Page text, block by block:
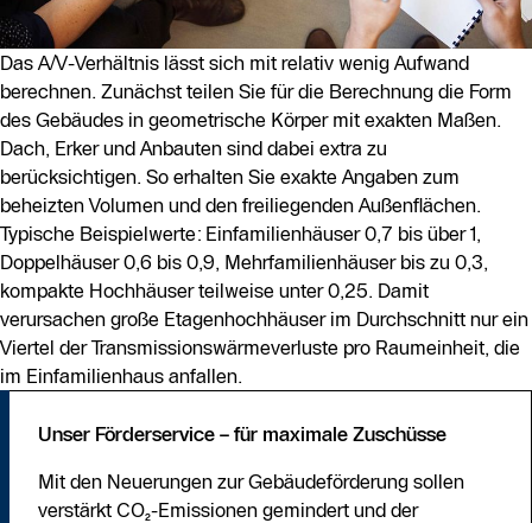
Das A/V-Verhältnis lässt sich mit relativ wenig Aufwand
berechnen. Zunächst teilen Sie für die Berechnung die Form
des Gebäudes in geometrische Körper mit exakten Maßen.
Dach, Erker und Anbauten sind dabei extra zu
berücksichtigen. So erhalten Sie exakte Angaben zum
beheizten Volumen und den freiliegenden Außenflächen.
Typische Beispielwerte: Einfamilienhäuser 0,7 bis über 1,
Doppelhäuser 0,6 bis 0,9, Mehrfamilienhäuser bis zu 0,3,
kompakte Hochhäuser teilweise unter 0,25. Damit
verursachen große Etagenhochhäuser im Durchschnitt nur ein
Viertel der Transmissionswärmeverluste pro Raumeinheit, die
im Einfamilienhaus anfallen.
Unser Förderservice – für maximale Zuschüsse
Mit den Neuerungen zur Gebäudeförderung sollen
verstärkt CO₂-Emissionen gemindert und der